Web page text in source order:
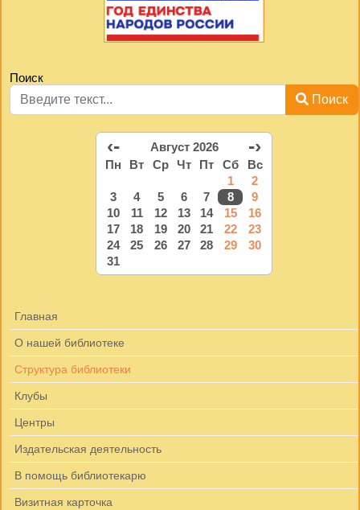
Поиск
Поиск
‹- Август 2026 -›
Пн Вт Ср Чт Пт Сб
Вс
1
2
3
4 5 6 7 8
9
10
11 12 13 14 15
16
17
18 19 20 21 22
23
24
25 26 27 28 29
30
31
Главная
О нашей библиотеке
Структура библиотеки
Клубы
Центры
Издательская деятельность
В помощь библиотекарю
Визитная карточка